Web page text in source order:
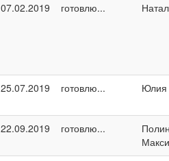
07.02.2019 готовлю...
25.07.2019 готовлю... Юлия
22.09.2019 готовлю...